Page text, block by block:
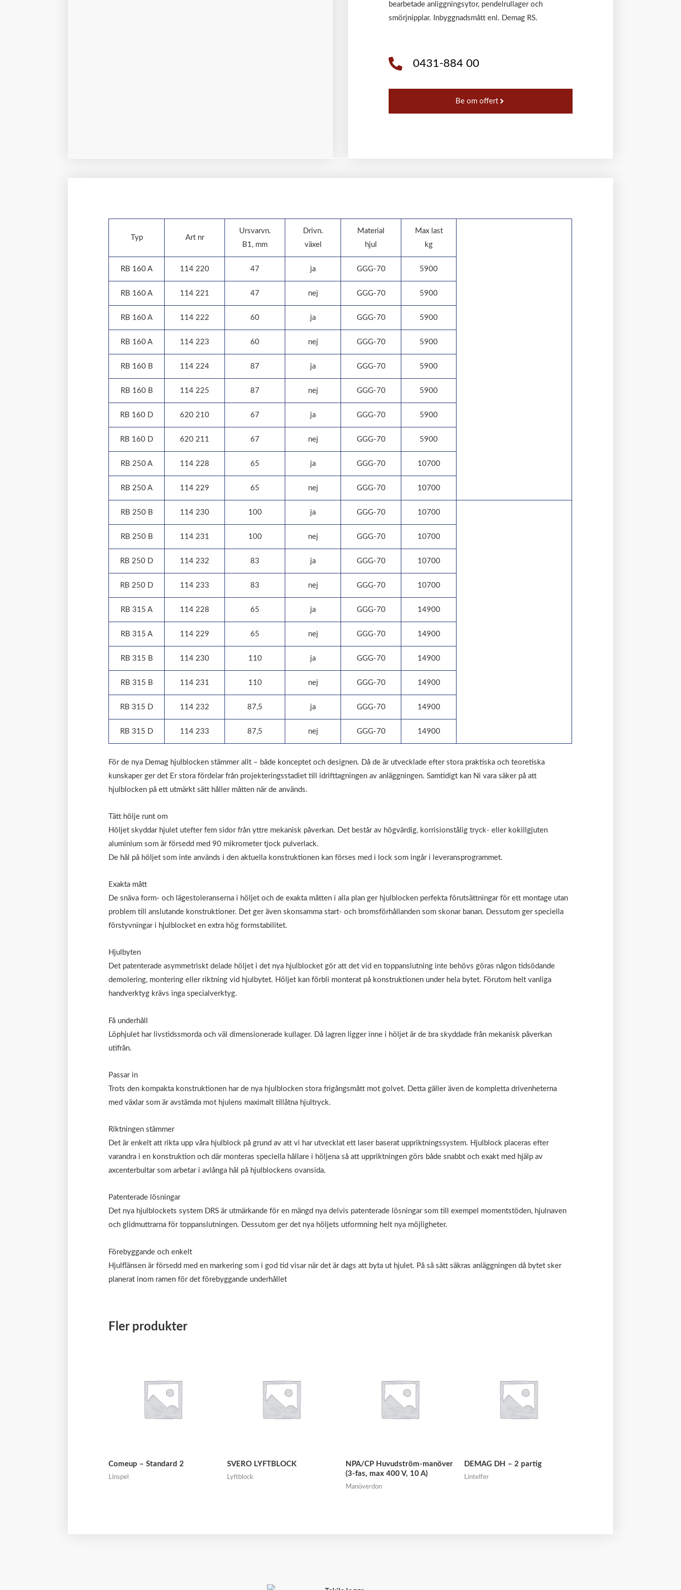
bearbetade anliggningsytor, pendelrullager och
smörjnipplar. Inbyggnadsmått enl. Demag RS.
0431-884 00
Be om offert
Typ Art nr
Ursvarvn.
B1, mm
Drivn.
växel
Material
hjul
Max last
kg
RB 160 A 114 220 47 ja GGG-70 5900
RB 160 A 114 221 47 nej GGG-70 5900
RB 160 A 114 222 60 ja GGG-70 5900
RB 160 A 114 223 60 nej GGG-70 5900
RB 160 B 114 224 87 ja GGG-70 5900
RB 160 B 114 225 87 nej GGG-70 5900
RB 160 D 620 210 67 ja GGG-70 5900
RB 160 D 620 211 67 nej GGG-70 5900
RB 250 A 114 228 65 ja GGG-70 10700
RB 250 A 114 229 65 nej GGG-70 10700
RB 250 B 114 230 100 ja GGG-70 10700
RB 250 B 114 231 100 nej GGG-70 10700
RB 250 D 114 232 83 ja GGG-70 10700
RB 250 D 114 233 83 nej GGG-70 10700
RB 315 A 114 228 65 ja GGG-70 14900
RB 315 A 114 229 65 nej GGG-70 14900
RB 315 B 114 230 110 ja GGG-70 14900
RB 315 B 114 231 110 nej GGG-70 14900
RB 315 D 114 232 87,5 ja GGG-70 14900
RB 315 D 114 233 87,5 nej GGG-70 14900
För de nya Demag hjulblocken stämmer allt – både konceptet och designen. Då de är utvecklade efter stora praktiska och teoretiska
kunskaper ger det Er stora fördelar från projekteringsstadiet till idrifttagningen av anläggningen. Samtidigt kan Ni vara säker på att
hjulblocken på ett utmärkt sätt håller måtten när de används.
Tätt hölje runt om
Höljet skyddar hjulet utefter fem sidor från yttre mekanisk påverkan. Det består av högvärdig, korrisionstålig tryck- eller kokillgjuten
aluminium som är försedd med 90 mikrometer tjock pulverlack.
De hål på höljet som inte används i den aktuella konstruktionen kan förses med i lock som ingår i leveransprogrammet.
Exakta mått
De snäva form- och lägestoleranserna i höljet och de exakta måtten i alla plan ger hjulblocken perfekta förutsättningar för ett montage utan
problem till anslutande konstruktioner. Det ger även skonsamma start- och bromsförhållanden som skonar banan. Dessutom ger speciella
förstyvningar i hjulblocket en extra hög formstabilitet.
Hjulbyten
Det patenterade asymmetriskt delade höljet i det nya hjulblocket gör att det vid en toppanslutning inte behövs göras någon tidsödande
demolering, montering eller riktning vid hjulbytet. Höljet kan förbli monterat på konstruktionen under hela bytet. Förutom helt vanliga
handverktyg krävs inga specialverktyg.
Få underhåll
Löphjulet har livstidssmorda och väl dimensionerade kullager. Då lagren ligger inne i höljet är de bra skyddade från mekanisk påverkan
utifrån.
Passar in
Trots den kompakta konstruktionen har de nya hjulblocken stora frigångsmått mot golvet. Detta gäller även de kompletta drivenheterna
med växlar som är avstämda mot hjulens maximalt tillåtna hjultryck.
Riktningen stämmer
Det är enkelt att rikta upp våra hjulblock på grund av att vi har utvecklat ett laser baserat uppriktningssystem. Hjulblock placeras efter
varandra i en konstruktion och där monteras speciella hållare i höljena så att uppriktningen görs både snabbt och exakt med hjälp av
axcenterbultar som arbetar i avlånga hål på hjulblockens ovansida.
Patenterade lösningar
Det nya hjulblockets system DRS är utmärkande för en mängd nya delvis patenterade lösningar som till exempel momentstöden, hjulnaven
och glidmuttrarna för toppanslutningen. Dessutom ger det nya höljets utformning helt nya möjligheter.
Förebyggande och enkelt
Hjulflänsen är försedd med en markering som i god tid visar när det är dags att byta ut hjulet. På så sätt säkras anläggningen då bytet sker
planerat inom ramen för det förebyggande underhållet
Fler produkter
Comeup – Standard 2
Linspel
SVERO LYFTBLOCK
Lyftblock
NPA/CP Huvudström-manöver
(3-fas, max 400 V, 10 A)
Manöverdon
DEMAG DH – 2 partig
Lintelfer